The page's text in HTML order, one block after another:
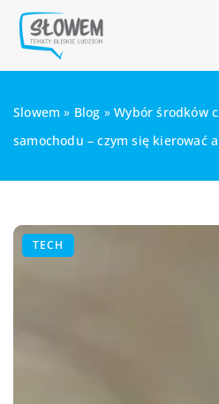
Slowem » Blog »Wybór środków
samochodu – czym się kierować
TECH